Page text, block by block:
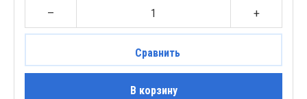
– +
Сравнить
В корзину